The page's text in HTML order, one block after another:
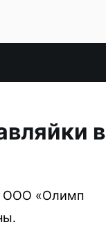
в
ООО «Олимп